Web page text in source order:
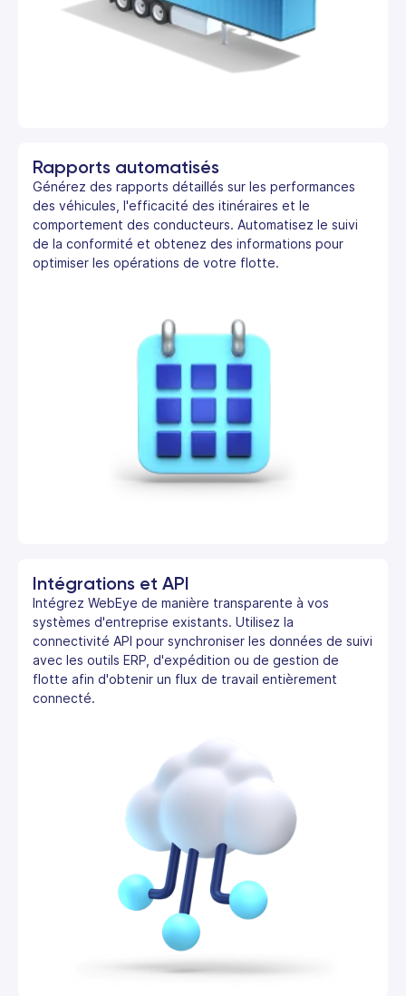
Rapports automatisés
Générez des rapports détaillés sur les performances
des véhicules, l'efficacité des itinéraires et le
comportement des conducteurs. Automatisez le suivi
de la conformité et obtenez des informations pour
optimiser les opérations de votre flotte.
Intégrations et API
Intégrez WebEye de manière transparente à vos
systèmes d'entreprise existants. Utilisez la
connectivité API pour synchroniser les données de suivi
avec les outils ERP, d'expédition ou de gestion de
flotte afin d'obtenir un flux de travail entièrement
connecté.